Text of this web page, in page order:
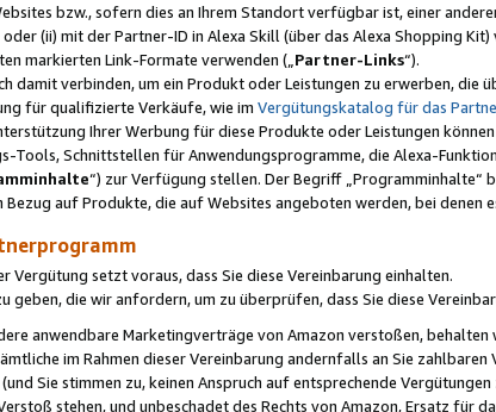
bzw., sofern dies an Ihrem Standort verfügbar ist, einer
oder (ii) mit der Partner-ID in Alexa Skill (über das Alexa Shopping
markierten Link-Formate verwenden („ Partner-Links“).
damit verbinden, um ein Produkt oder Leistungen zu erwerben, die
für qualifizierte Verkäufe, wie im Vergütungskatalog für das
Ihrer Werbung für diese Produkte oder Leistungen
Tools, Schnittstellen für Anwendungsprogramme, die Alexa-
“) zur Verfügung stellen. Der Begriff „Programminhalte“
auf Produkte, die auf Websites angeboten werden, bei denen
Vergütung setzt voraus, dass Sie diese Vereinbarung einhalten.
die wir anfordern, um zu überprüfen, dass Sie diese
anwendbare Marketingverträge von Amazon verstoßen,
im Rahmen dieser Vereinbarung andernfalls an Sie
Sie stimmen zu, keinen Anspruch auf entsprechende
stehen, und unbeschadet des Rechts von Amazon, Ersatz für